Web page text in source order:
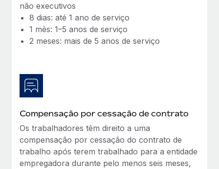
não executivos
8 dias: até 1 ano de serviço
1 mês: 1–5 anos de serviço
2 meses: mais de 5 anos de serviço
Compensação por cessação de contrato
Os trabalhadores têm direito a uma
compensação por cessação do contrato de
trabalho após terem trabalhado para a entidade
empregadora durante pelo menos seis meses,